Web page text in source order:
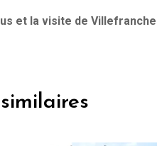
et la visite de